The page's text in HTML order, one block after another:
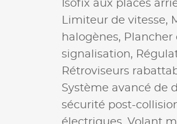
Isofix aux places
Limiteur de vitesse,
halogènes, Plancher
signalisation,
Rétroviseurs
Système avancé de
sécurité post-